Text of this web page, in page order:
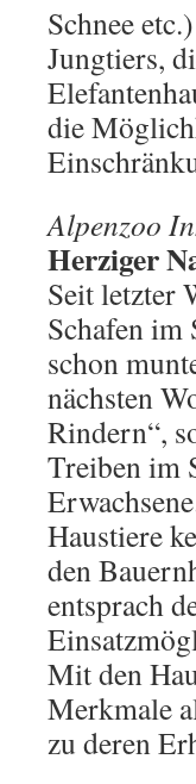
Schnee
Jungtiers,
die
Alpenzoo
Herziger
Seit letzter
Schafen im
schon
nächsten
Rindern“,
Treiben im
Haustiere
den
entsprach
Mit den
Merkmale
zu deren